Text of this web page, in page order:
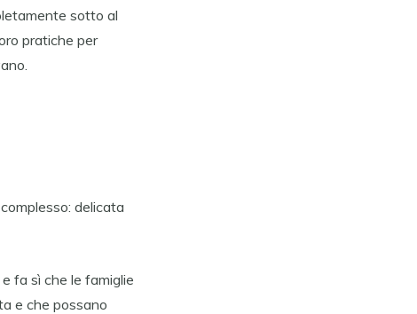
sotto al
pratiche per
delicata
fa sì che le famiglie
e che possano